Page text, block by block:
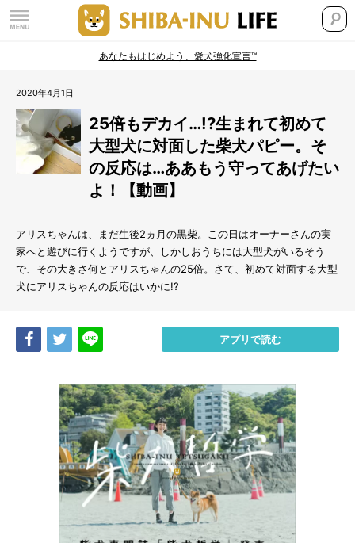
あなたもはじめよう、愛犬強化宣言™
2020年4月1日
25倍もデカイ…!?生まれて初めて
大型犬に対面した柴犬パピー。そ
の反応は…ああもう守ってあげたい
よ！【動画】
アリスちゃんは、まだ生後2ヵ月の黒柴。この日はオーナーさんの実
家へと遊びに行くようですが、しかしおうちには大型犬がいるそう
で、その大きさ何とアリスちゃんの25倍。さて、初めて対面する大型
犬にアリスちゃんの反応はいかに!?
Share Tweet アプリで読む